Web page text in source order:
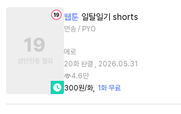
웹툰 일탈일기 shorts
먼송 / PYO
에로
20화 완결 , 2026.05.31
4.6만
300원/화
1화 무료